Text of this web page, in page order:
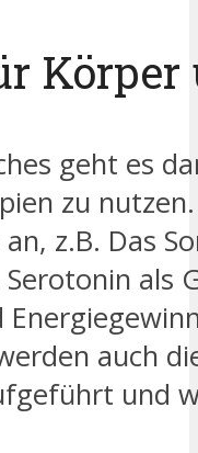
Körper
geht es
zu
z.B. Das
als
auch
und